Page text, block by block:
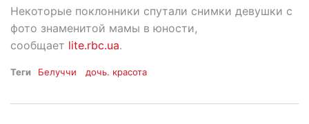
Некоторые поклонники спутали снимки девушки с
фото знаменитой мамы в юности,
сообщает lite.rbc.ua.
Теги Белуччи дочь. красота